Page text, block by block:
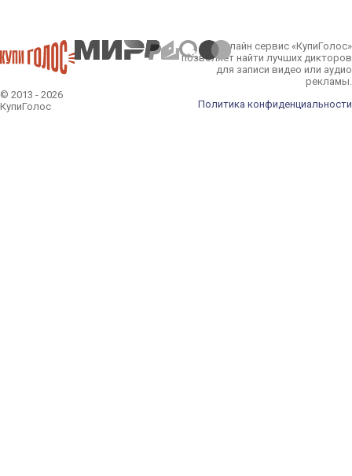
© 2013 - 2026
КупиГолос
Онлайн сервис «КупиГолос»
позволяет найти лучших дикторов
для записи видео или аудио
рекламы.
Политика конфиденциальности